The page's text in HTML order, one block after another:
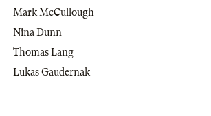
Mark McCullough
Nina Dunn
Thomas Lang
Lukas Gaudernak